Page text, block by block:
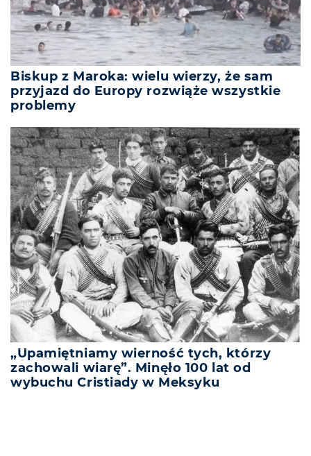
Biskup z Maroka: wielu wierzy, że sam
przyjazd do Europy rozwiąże wszystkie
problemy
„Upamiętniamy wierność tych, którzy
zachowali wiarę”. Minęło 100 lat od
wybuchu Cristiady w Meksyku